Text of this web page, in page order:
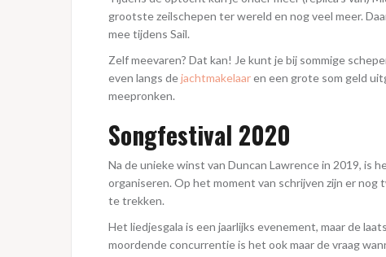
grootste zeilschepen ter wereld en nog veel meer.
mee tijdens Sail.
Zelf meevaren? Dat kan! Je kunt je bij sommige
even langs dejachtmakelaaren een grote som geld
meepronken.
Songfestival 2020
Na de unieke winst van Duncan Lawrence in 2019, is
organiseren. Op het moment van schrijven zijn er
te trekken.
Het liedjesgala is een jaarlijks evenement, maar de
moordende concurrentie is het ook maar de vraag